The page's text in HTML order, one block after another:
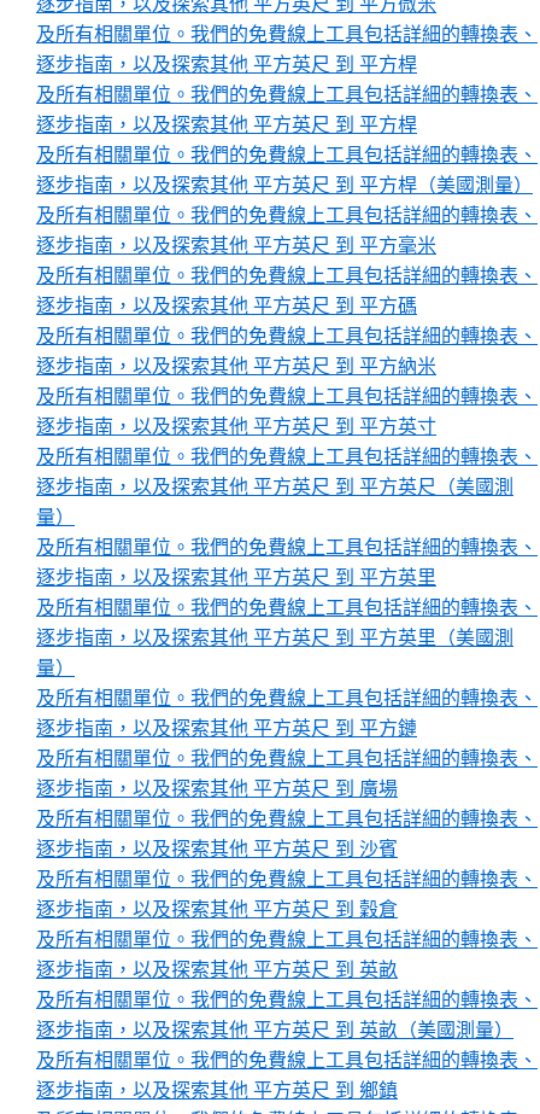
逐步指南，以及探索其他 平方英尺 到 平方微米
及所有相關單位。我們的免費線上工具包括詳細的轉換表、
逐步指南，以及探索其他 平方英尺 到 平方桿
及所有相關單位。我們的免費線上工具包括詳細的轉換表、
逐步指南，以及探索其他 平方英尺 到 平方桿
及所有相關單位。我們的免費線上工具包括詳細的轉換表、
逐步指南，以及探索其他 平方英尺 到 平方桿（美國測量）
及所有相關單位。我們的免費線上工具包括詳細的轉換表、
逐步指南，以及探索其他 平方英尺 到 平方毫米
及所有相關單位。我們的免費線上工具包括詳細的轉換表、
逐步指南，以及探索其他 平方英尺 到 平方碼
及所有相關單位。我們的免費線上工具包括詳細的轉換表、
逐步指南，以及探索其他 平方英尺 到 平方納米
及所有相關單位。我們的免費線上工具包括詳細的轉換表、
逐步指南，以及探索其他 平方英尺 到 平方英寸
及所有相關單位。我們的免費線上工具包括詳細的轉換表、
逐步指南，以及探索其他 平方英尺 到 平方英尺（美國測
量）
及所有相關單位。我們的免費線上工具包括詳細的轉換表、
逐步指南，以及探索其他 平方英尺 到 平方英里
及所有相關單位。我們的免費線上工具包括詳細的轉換表、
逐步指南，以及探索其他 平方英尺 到 平方英里（美國測
量）
及所有相關單位。我們的免費線上工具包括詳細的轉換表、
逐步指南，以及探索其他 平方英尺 到 平方鏈
及所有相關單位。我們的免費線上工具包括詳細的轉換表、
逐步指南，以及探索其他 平方英尺 到 廣場
及所有相關單位。我們的免費線上工具包括詳細的轉換表、
逐步指南，以及探索其他 平方英尺 到 沙賓
及所有相關單位。我們的免費線上工具包括詳細的轉換表、
逐步指南，以及探索其他 平方英尺 到 穀倉
及所有相關單位。我們的免費線上工具包括詳細的轉換表、
逐步指南，以及探索其他 平方英尺 到 英畝
及所有相關單位。我們的免費線上工具包括詳細的轉換表、
逐步指南，以及探索其他 平方英尺 到 英畝（美國測量）
及所有相關單位。我們的免費線上工具包括詳細的轉換表、
逐步指南，以及探索其他 平方英尺 到 鄉鎮